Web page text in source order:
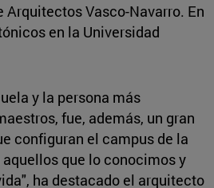
Vasco-Navarro. En
en la Universidad
y la persona más
fue, además, un gran
configuran el campus de la
que lo conocimos y
ha destacado el arquitecto